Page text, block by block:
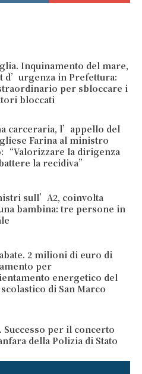
Inquinamento del mare,
d’urgenza in Prefettura:
per sbloccare i
bloccati
carceraria, l’appello del
Farina al ministro
“Valorizzare la dirigenza
la recidiva”
sull’A2, coinvolta
bambina: tre persone in
2 milioni di euro di
per
energetico del
di San Marco
Successo per il concerto
della Polizia di Stato